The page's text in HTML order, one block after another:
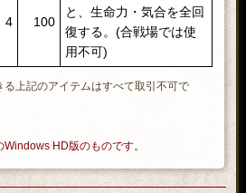
4 100
と、生命力・気合を全回
復する。(合戦場では使
用不可)
上記のアイテムはすべて取引不可で
HD版のものです。